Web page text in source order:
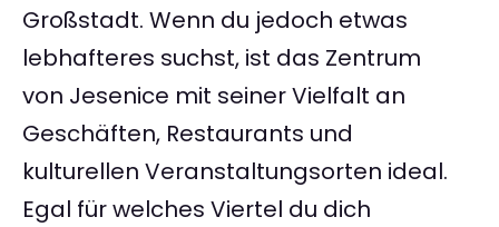
Großstadt. Wenn du jedoch etwas
lebhafteres suchst, ist das Zentrum
von Jesenice mit seiner Vielfalt an
Geschäften, Restaurants und
kulturellen Veranstaltungsorten ideal.
Egal für welches Viertel du dich